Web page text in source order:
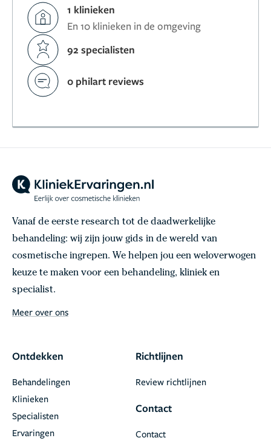
1 klinieken
En 10 klinieken in de omgeving
92 specialisten
0 philart reviews
Vanaf de eerste research tot de daadwerkelijke
behandeling: wij zijn jouw gids in de wereld van
cosmetische ingrepen. We helpen jou een weloverwogen
keuze te maken voor een behandeling, kliniek en
specialist.
Meer over ons
Ontdekken
Behandelingen
Klinieken
Specialisten
Ervaringen
Richtlijnen
Review richtlijnen
Contact
Contact